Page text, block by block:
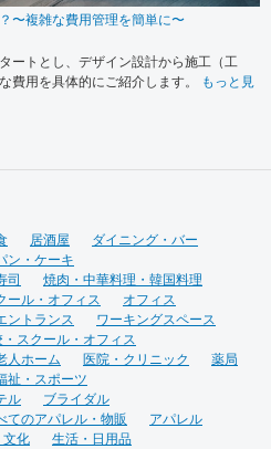
〜複雑な費用管理を簡単に〜
ートとし、デザイン設計から施工（工
費用を具体的にご紹介します。
もっと見
居酒屋
ダイニング・バー
ン・ケーキ
司
焼肉・中華料理・韓国料理
ール・オフィス
オフィス
ントランス
ワーキングスペース
スクール・オフィス
人ホーム 医院・クリニック
薬局
祉・スポーツ
ル
ブライダル
てのアパレル・物販
アパレル
文化
生活・日用品